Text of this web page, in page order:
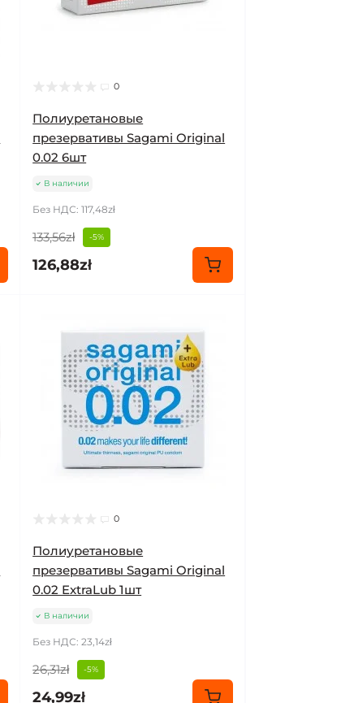
0
Полиуретановые
презервативы Sagami Original
0.02 6шт
В наличии
Без НДС: 117,48zł
133,56zł -5%
126,88zł
0
Полиуретановые
презервативы Sagami Original
0.02 ExtraLub 1шт
В наличии
Без НДС: 23,14zł
26,31zł -5%
24,99zł